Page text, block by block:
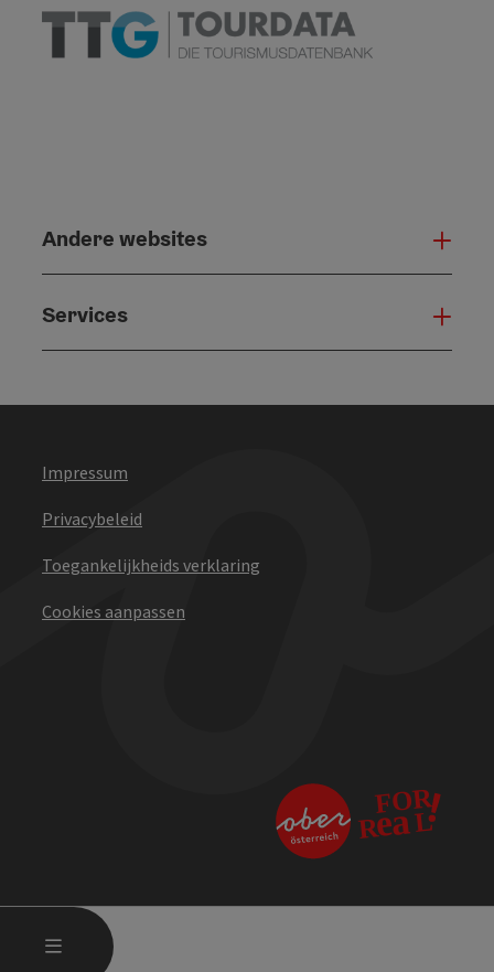
MENU
Andere websites
Services
Impressum
Privacybeleid
Toegankelijkheids verklaring
Cookies aanpassen